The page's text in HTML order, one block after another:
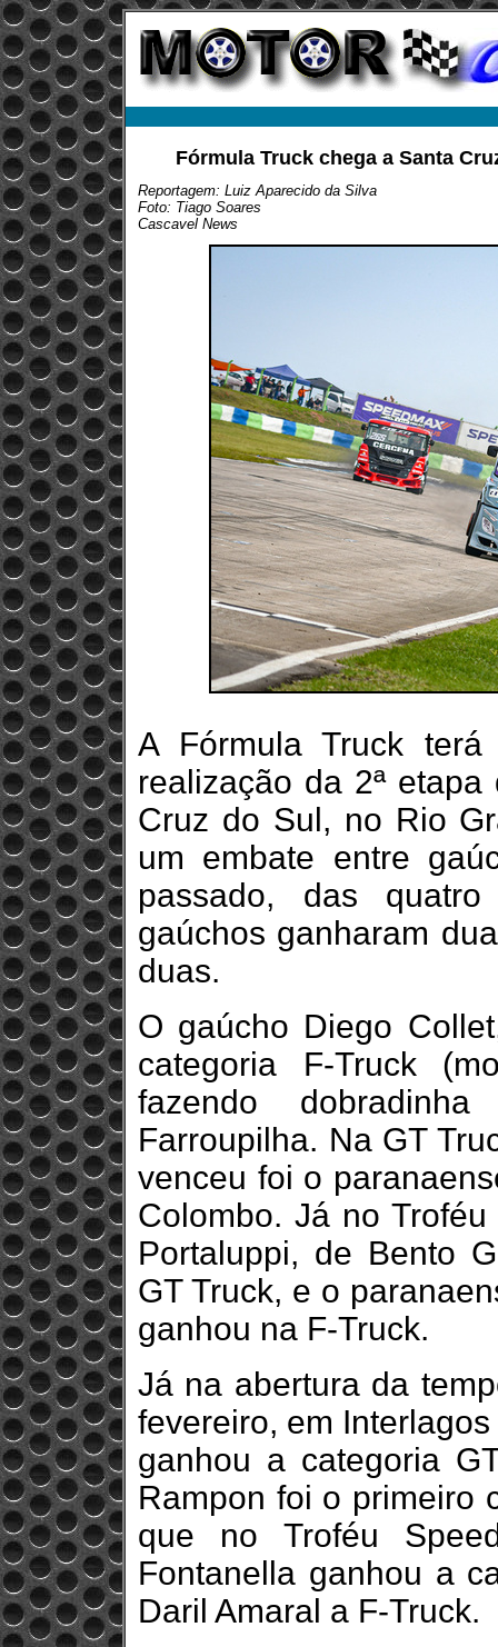
Fórmula Truck chega a Santa
Reportagem: Luiz Aparecido da Silva
Foto: Tiago Soares
Cascavel News
A Fórmula Truck
realização da 2ª
Cruz do Sul, no Rio
um embate entre
passado, das
gaúchos ganharam
duas.
O gaúcho Diego
categoria F-Truck
fazendo
Farroupilha. Na GT
venceu foi o
Colombo. Já no
Portaluppi, de Bento
GT Truck, e o
ganhou na F-Truck.
Já na abertura da
fevereiro, em
ganhou a categoria
Rampon foi o primeiro
que no Troféu
Fontanella ganhou a
Daril Amaral a F-Truck.